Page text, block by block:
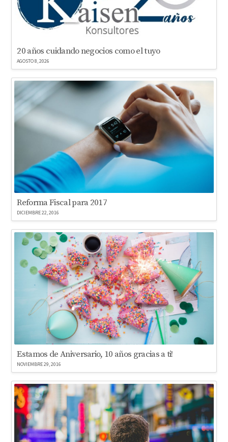
20 años cuidando negocios como el tuyo
AGOSTO 8, 2026
Reforma Fiscal para 2017
DICIEMBRE 22, 2016
Estamos de Aniversario, 10 años gracias a ti!
NOVIEMBRE 29, 2016